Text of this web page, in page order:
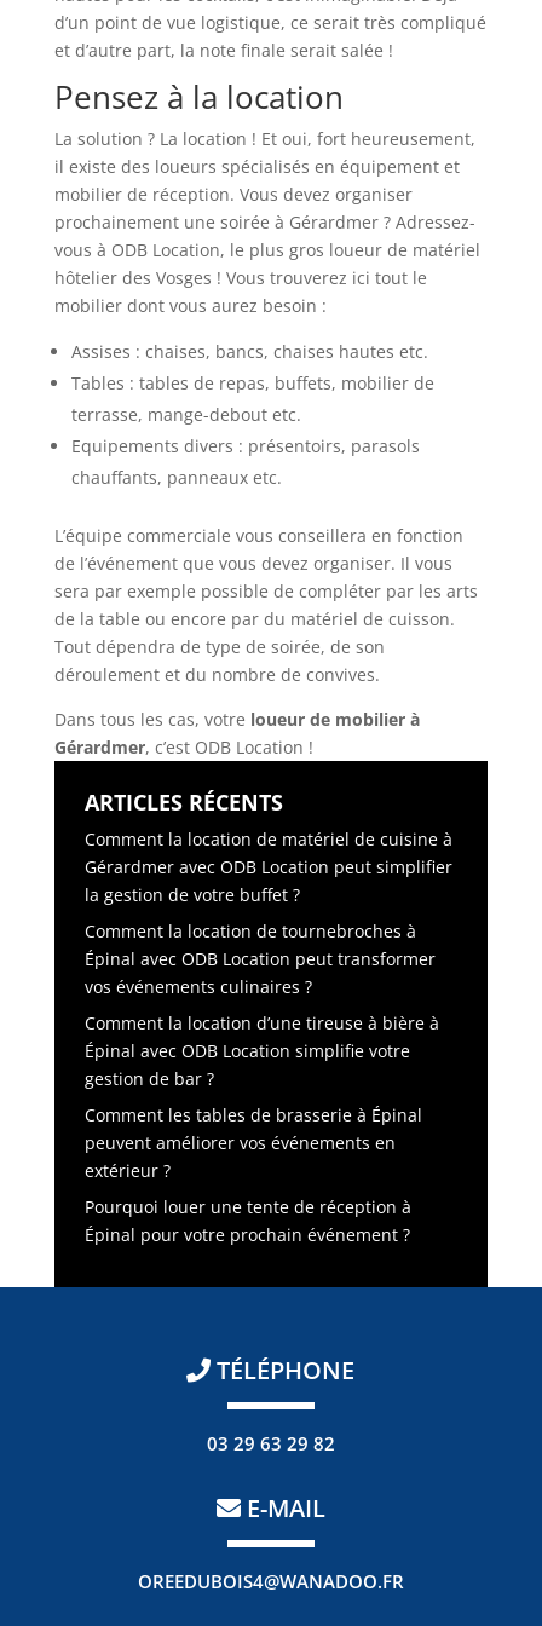
d’un point de vue logistique, ce serait très compliqué
et d’autre part, la note finale serait salée !
Pensez à la location
La solution ? La location ! Et oui, fort heureusement,
il existe des loueurs spécialisés en équipement et
mobilier de réception. Vous devez organiser
prochainement une soirée à Gérardmer ? Adressez-
vous à ODB Location, le plus gros loueur de matériel
hôtelier des Vosges ! Vous trouverez ici tout le
mobilier dont vous aurez besoin :
Assises : chaises, bancs, chaises hautes etc.
Tables : tables de repas, buffets, mobilier de
terrasse, mange-debout etc.
Equipements divers : présentoirs, parasols
chauffants, panneaux etc.
L’équipe commerciale vous conseillera en fonction
de l’événement que vous devez organiser. Il vous
sera par exemple possible de compléter par les arts
de la table ou encore par du matériel de cuisson.
Tout dépendra de type de soirée, de son
déroulement et du nombre de convives.
Dans tous les cas, votre loueur de mobilier à
Gérardmer, c’est ODB Location !
ARTICLES RÉCENTS
Comment la location de matériel de cuisine à
Gérardmer avec ODB Location peut simplifier
la gestion de votre buffet ?
Comment la location de tournebroches à
Épinal avec ODB Location peut transformer
vos événements culinaires ?
Comment la location d’une tireuse à bière à
Épinal avec ODB Location simplifie votre
gestion de bar ?
Comment les tables de brasserie à Épinal
peuvent améliorer vos événements en
extérieur ?
Pourquoi louer une tente de réception à
Épinal pour votre prochain événement ?
TÉLÉPHONE
03 29 63 29 82
E-MAIL
OREEDUBOIS4@WANADOO.FR